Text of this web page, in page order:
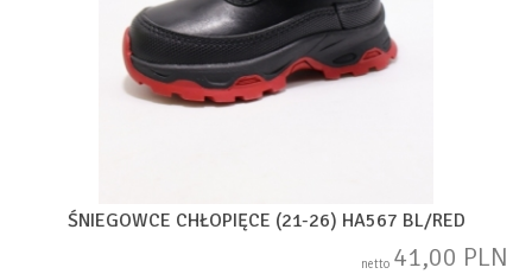
ŚNIEGOWCE CHŁOPIĘCE (21-26) HA567 BL/RED
netto 41,00 PLN